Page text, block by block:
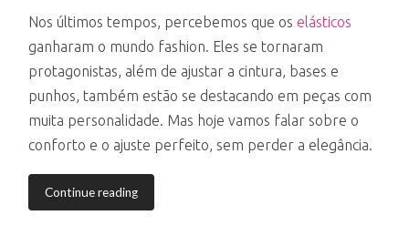
Nos últimos tempos, percebemos que oselásticos
ganharam o mundo fashion. Eles se tornaram
protagonistas, além de ajustar a cintura, bases e
punhos, também estão se destacando em peças com
muita personalidade. Mas hoje vamos falar sobre o
conforto e o ajuste perfeito, sem perder a elegância.
Continue reading